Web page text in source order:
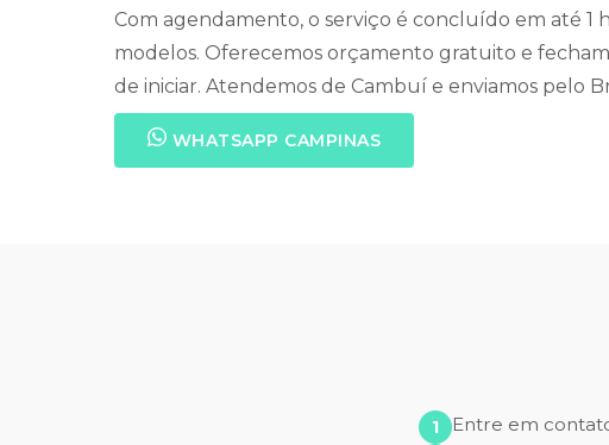
Com agendamento, o serviço é concluído em até 1
modelos. Oferecemos orçamento gratuito e
de iniciar. Atendemos de Cambuí e enviamos pelo
WHATSAPP CAMPINAS
Entre em